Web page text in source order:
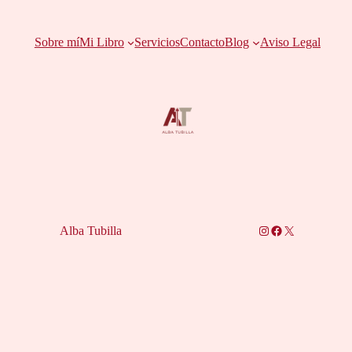
Sobre míMi Libro ServiciosContactoBlog Aviso Legal
Alba Tubilla Instagram
Facebook
X